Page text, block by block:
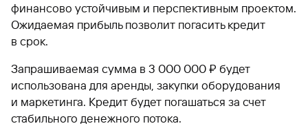
финансово устойчивым и перспективным проектом.
Ожидаемая прибыль позволит погасить кредит
в срок.
Запрашиваемая сумма в 3 000 000 ₽ будет
использована для аренды, закупки оборудования
и маркетинга. Кредит будет погашаться за счет
стабильного денежного потока.